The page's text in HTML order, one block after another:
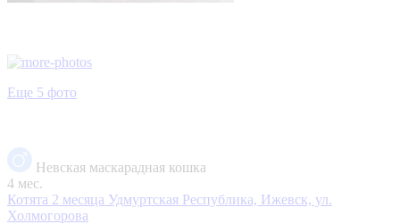
Еще 5 фото
Невская маскарадная кошка
4 мес.
Котята 2 месяца Удмуртская Республика, Ижевск, ул.
Холмогорова